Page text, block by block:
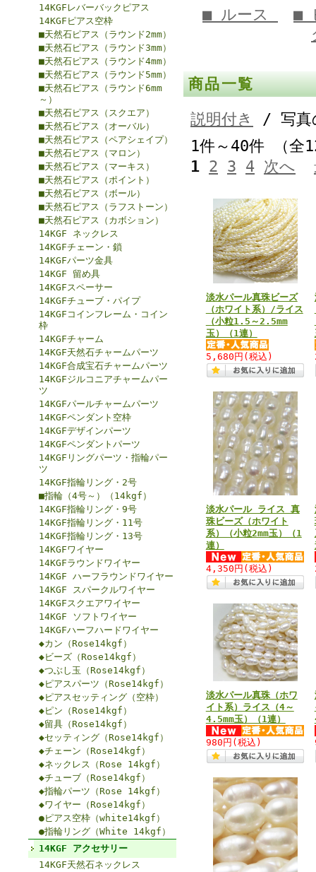
14KGFレバーバックピアス
14KGFピアス空枠
■天然石ピアス（ラウンド2mm）
■天然石ピアス（ラウンド3mm）
■天然石ピアス（ラウンド4mm）
■天然石ピアス（ラウンド5mm）
■天然石ピアス（ラウンド6mm
～）
■天然石ピアス（スクエア）
■天然石ピアス（オーバル）
■天然石ピアス（ペアシェイプ）
■天然石ピアス（マロン）
■天然石ピアス（マーキス）
■天然石ピアス（ポイント）
■天然石ピアス（ボール）
■天然石ピアス（ラフストーン）
■天然石ピアス（カボション）
14KGF ネックレス
14KGFチェーン・鎖
14KGFパーツ金具
14KGF 留め具
14KGFスペーサー
14KGFチューブ・パイプ
14KGFコインフレーム・コイン
枠
14KGFチャーム
14KGF天然石チャームパーツ
14KGF合成宝石チャームパーツ
14KGFジルコニアチャームパー
ツ
14KGFパールチャームパーツ
14KGFペンダント空枠
14KGFデザインパーツ
14KGFペンダントパーツ
14KGFリングパーツ・指輪パー
ツ
14KGF指輪リング・2号
■指輪（4号～）（14kgf）
14KGF指輪リング・9号
14KGF指輪リング・11号
14KGF指輪リング・13号
14KGFワイヤー
14KGFラウンドワイヤー
14KGF ハーフラウンドワイヤー
14KGF スパークルワイヤー
14KGFスクエアワイヤー
14KGF ソフトワイヤー
14KGFハーフハードワイヤー
◆カン（Rose14kgf）
◆ビーズ（Rose14kgf）
◆つぶし玉（Rose14kgf）
◆ピアスパーツ（Rose14kgf）
◆ピアスセッティング（空枠）
◆ピン（Rose14kgf）
◆留具（Rose14kgf）
◆セッティング（Rose14kgf）
◆チェーン（Rose14kgf）
◆ネックレス（Rose 14kgf）
◆チューブ（Rose14kgf）
◆指輪パーツ（Rose 14kgf）
◆ワイヤー（Rose14kgf）
●ピアス空枠（white14kgf）
●指輪リング（White 14kgf）
14KGF アクセサリー
14KGF天然石ネックレス
■ ルース
■
商品一覧
説明付き
/ 写真
1件～40件 （
1 2 3 4 次へ
淡水パール真珠ビーズ
（ホワイト系）/ライス
（小粒1.5～2.5mm
玉）（1連）
5,680円 (税込)
淡水パール ライス 真
珠ビーズ（ホワイト
系）（小粒2mm玉）（1
連）
4,350円 (税込)
淡水パール真珠（ホワ
イト系）ライス（4～
4.5mm玉）（1連）
980円 (税込)